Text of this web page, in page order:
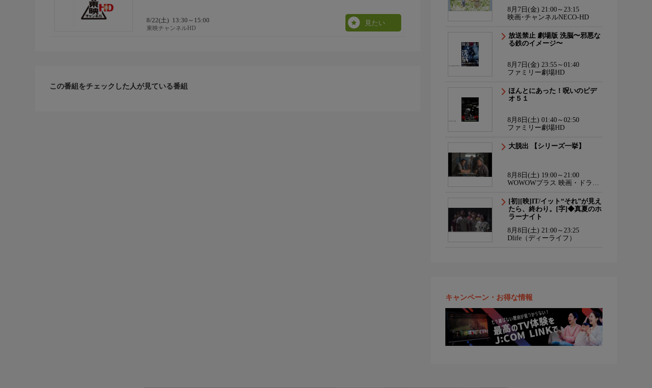
8/22(土) 13:30～15:00
東映チャンネルHD
見たい
この番組をチェックした人が見ている番組
8月7日(金) 21:00～23:15
映画･チャンネルNECO-HD
放送禁止 劇場版 洗脳〜邪悪な
る鉄のイメージ〜
8月7日(金) 23:55～01:40
ファミリー劇場HD
ほんとにあった！呪いのビデ
オ５１
8月8日(土) 01:40～02:50
ファミリー劇場HD
大脱出 【シリーズ一挙】
8月8日(土) 19:00～21:00
WOWOWプラス 映画・ドラ
[初][映]IT/イット“それ”が見え
たら、終わり。[字]◆真夏のホ
ラーナイト
8月8日(土) 21:00～23:25
Dlife（ディーライフ）
キャンペーン・お得な情報